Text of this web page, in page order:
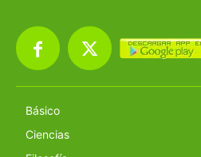
Básico
Ciencias